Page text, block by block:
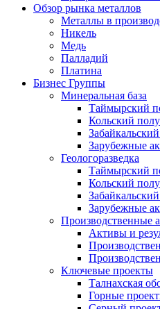
Обзор рынка металлов
Металлы в
Никель
Медь
Палладий
Платина
Бизнес Группы
Минеральная база
Таймырский
Кольский
Зарубежные
Геологоразведка
Таймырский
Кольский
Зарубежные
Производственные
Активы и
Ключевые проекты
Талнахская
Горные